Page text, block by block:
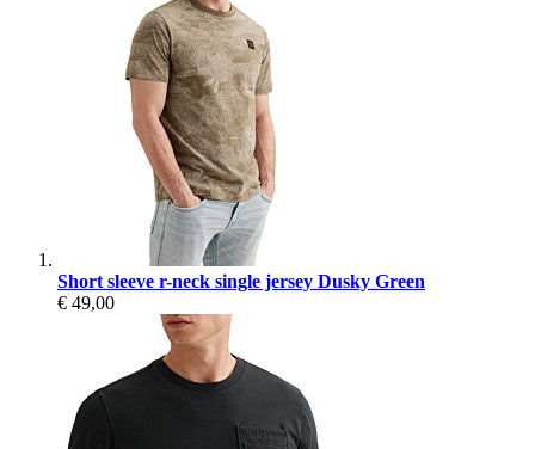
Short sleeve r-neck single jersey Dusky Green
€ 49,00